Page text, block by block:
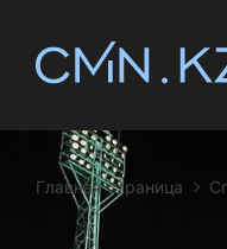
Главная страница